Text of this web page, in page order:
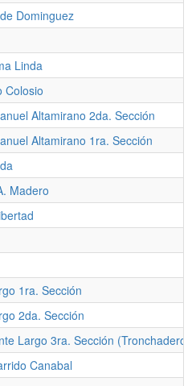
Dominguez
Linda
Colosio
Altamirano 2da. Sección
Altamirano 1ra. Sección
Madero
1ra. Sección
2da. Sección
Largo 3ra. Sección (Tronchadero)
Canabal